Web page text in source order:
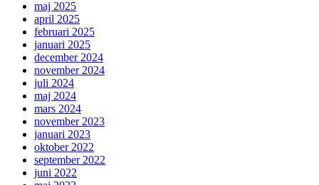
maj 2025
april 2025
februari 2025
januari 2025
december 2024
november 2024
juli 2024
maj 2024
mars 2024
november 2023
januari 2023
oktober 2022
september 2022
juni 2022